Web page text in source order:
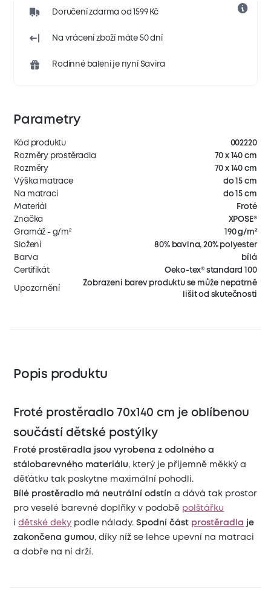
Doručení zdarma od 1599 Kč
Na vrácení zboží máte 50 dní
Rodinné balení je nyní Savira
Parametry
Kód produktu
002220
Rozměry prostěradla
70 x 140 cm
Rozměry
70 x 140 cm
Výška matrace
do 15 cm
Na matraci
do 15 cm
Materiál
Froté
Značka
XPOSE®
Gramáž - g/m²
190 g/m²
Složení
80% bavlna, 20% polyester
Barva
bílá
Certifikát
Oeko-tex® standard 100
Upozornění
Zobrazení barev produktu se může nepatrně
lišit od skutečnosti
Popis produktu
Froté prostěradlo 70x140 cm je oblíbenou
součástí dětské postýlky
Froté prostěradla jsou vyrobena z odolného a
stálobarevného materiálu, který je příjemně měkký a
děťátku tak poskytne maximální pohodlí.
Bílé prostěradlo má neutrální odstína dává tak prostor
pro veselé barevné doplňky v podobě polštářku
idětské deky podle nálady. Spodní část prostěradla je
zakončena gumou, díky níž se lehce upevní na matraci
a dobře na ní drží.